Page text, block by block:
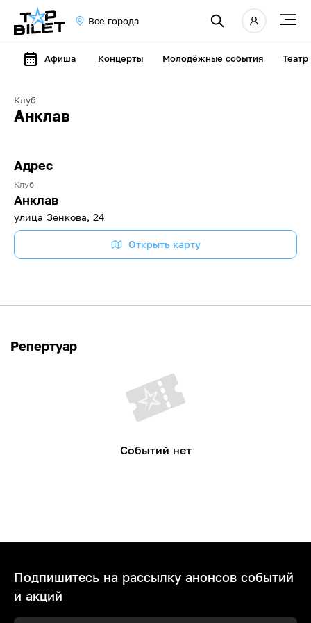
Все города
Афиша Концерты Молодёжные события Театр
Клуб
Анклав
Адрес
Клуб
Анклав
улица Зенкова, 24
Открыть карту
Репертуар
Событий нет
Подпишитесь на рассылку анонсов событий
и акций